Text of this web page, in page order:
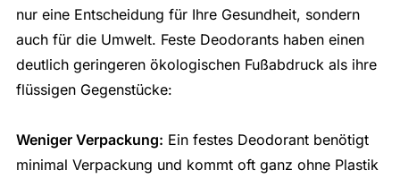
nur eine Entscheidung für Ihre Gesundheit, sondern
auch für die Umwelt. Feste Deodorants haben einen
deutlich geringeren ökologischen Fußabdruck als ihre
flüssigen Gegenstücke:
Weniger Verpackung: Ein festes Deodorant benötigt
minimal Verpackung und kommt oft ganz ohne Plastik